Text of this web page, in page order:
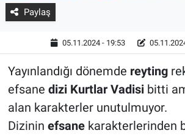
Paylaş
05.11.2024 - 19:53
Yayınlandığı dönemde reyting
efsane dizi Kurtlar Vadisi bitti
alan karakterler unutulmuyor.
Dizinin efsane karakterlerinden